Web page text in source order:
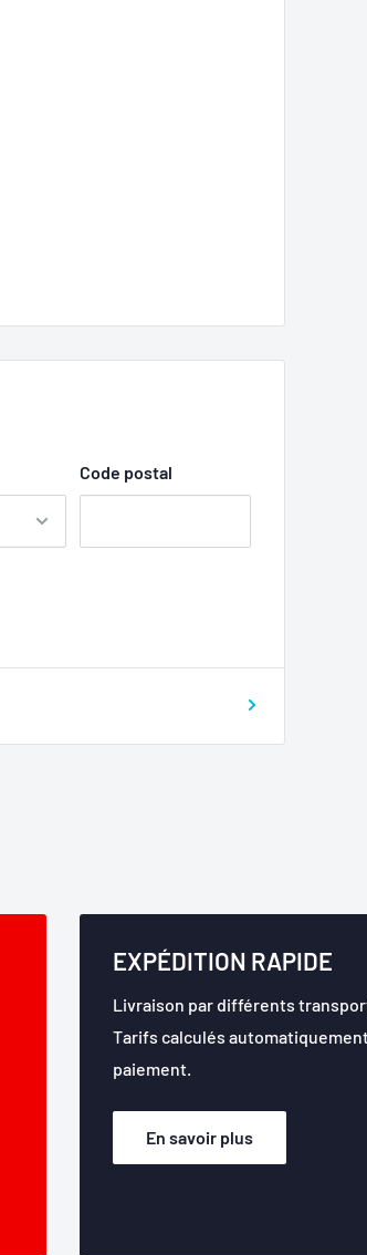
Code postal
EXPÉDITION RAPIDE
Livraison par différents
Tarifs calculés
paiement.
En savoir plus